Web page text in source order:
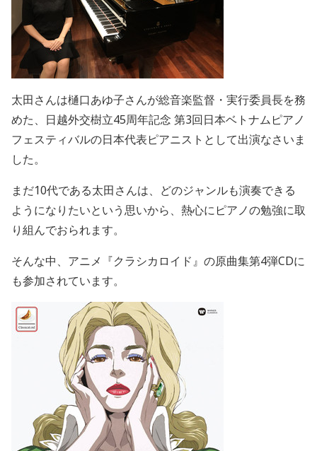
太田さんは樋口あゆ子さんが総音楽監督・実行委員長を務
めた、日越外交樹立45周年記念 第3回日本ベトナムピアノ
フェスティバルの日本代表ピアニストとして出演なさいま
した。
まだ10代である太田さんは、どのジャンルも演奏できる
ようになりたいという思いから、熱心にピアノの勉強に取
り組んでおられます。
そんな中、アニメ『クラシカロイド』の原曲集第4弾CDに
も参加されています。